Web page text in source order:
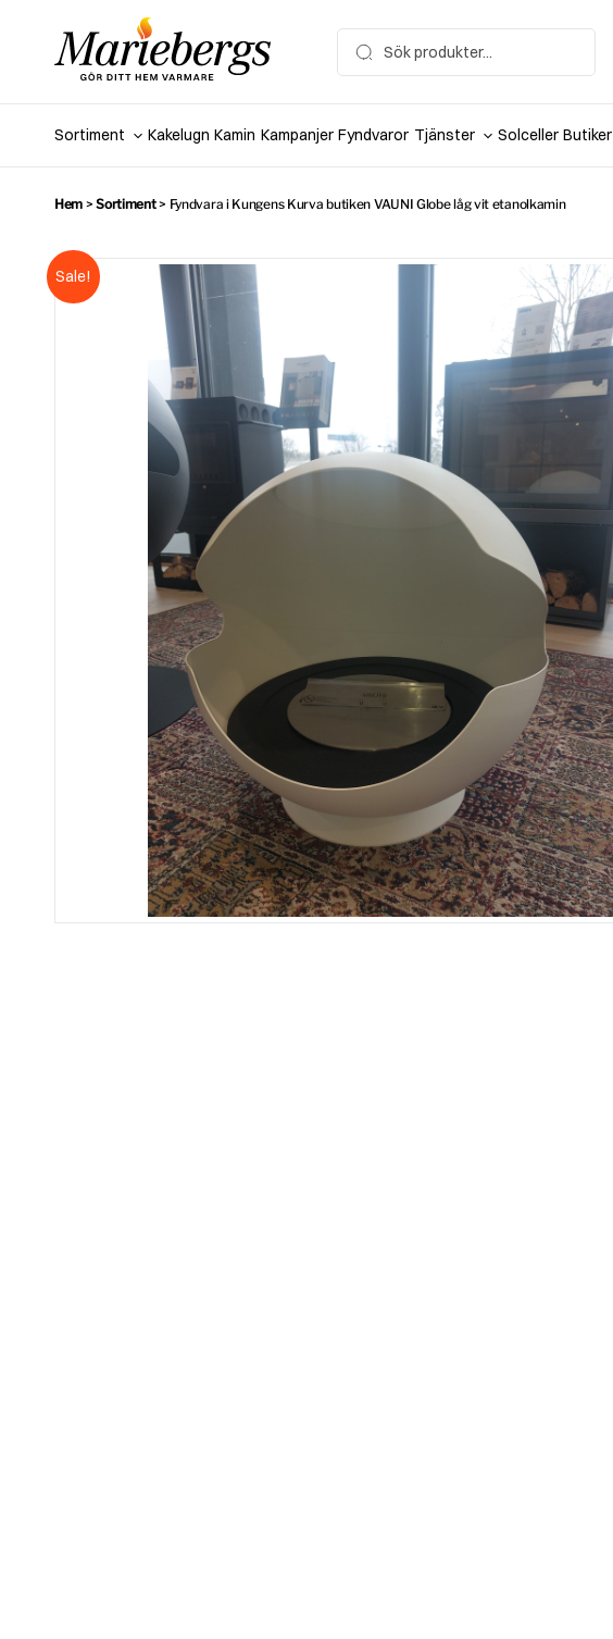
for:
Sortiment Kakelugn Kamin Kampanjer Fyndvaror Tjänster Solceller Butiker
Hem >Sortiment> Fyndvara i Kungens Kurva butiken VAUNI Globe låg vit etanolkamin
Sale!